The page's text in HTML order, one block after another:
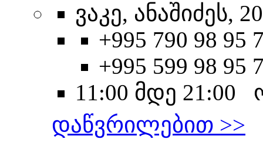
ვაკე, ანაშიძეს, 20
+995 790 98 95
+995 599 98 95
11:00 მდე 21:00
დაწვრილებით >>